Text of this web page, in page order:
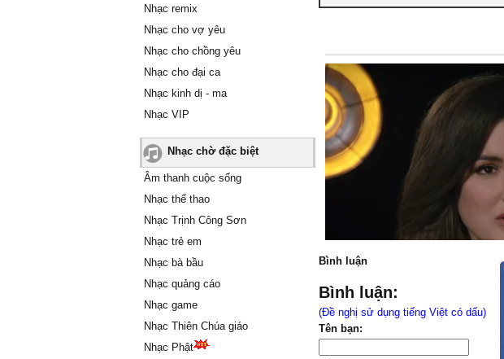
Nhạc remix
Nhạc cho vợ yêu
Nhạc cho chồng yêu
Nhạc cho đại ca
Nhạc kinh dị - ma
Nhạc VIP
Nhạc chờ đặc biệt
Âm thanh cuộc sống
Nhạc thể thao
Nhạc Trịnh Công Sơn
Nhạc trẻ em
Nhạc bà bầu
Nhạc quảng cáo
Nhạc game
Nhạc Thiên Chúa giáo
Nhạc Phật
Bình luận
Bình luận:
(Đề nghị sử dụng tiếng Việt có dấu)
Tên bạn: